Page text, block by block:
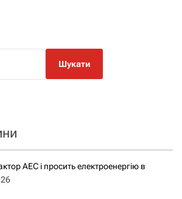
АЕС і просить електроенергію в